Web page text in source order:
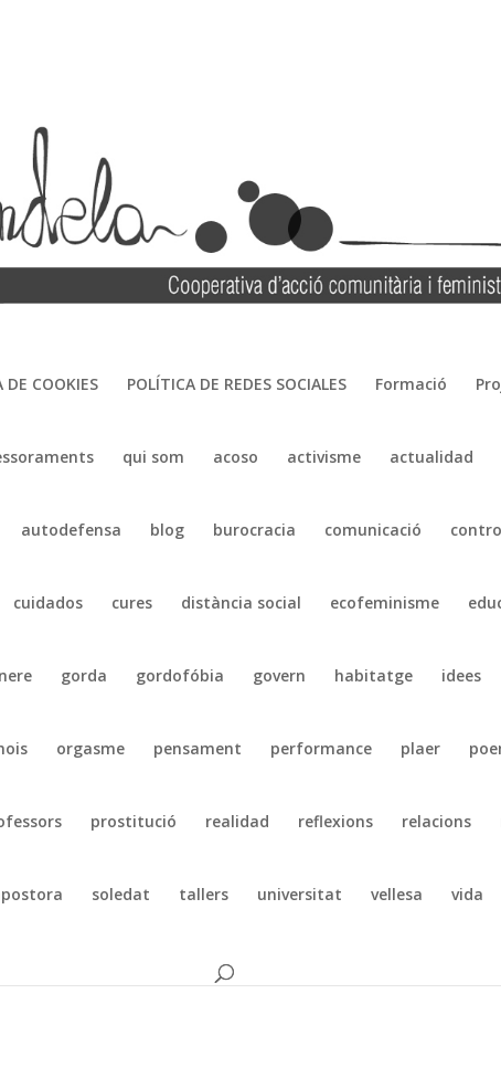
DE COOKIES POLÍTICA DE REDES SOCIALES Formació
qui som acoso activisme actualidad
autodefensa blog burocracia comunicació
cuidados cures distància social ecofeminisme
gorda gordofóbia govern habitatge idees
orgasme pensament performance plaer
prostitució realidad reflexions relacions
soledat tallers universitat vellesa vida